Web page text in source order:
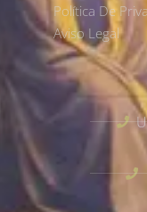
Política De
Aviso Legal